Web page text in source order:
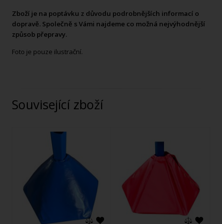
Zboží je na poptávku z důvodu podrobnějších informací o
dopravě. Společně s Vámi najdeme co možná nejvýhodnější
způsob přepravy.
Foto je pouze ilustrační.
Související zboží